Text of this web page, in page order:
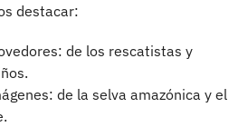
destacar:
de los rescatistas y
de la selva amazónica y el